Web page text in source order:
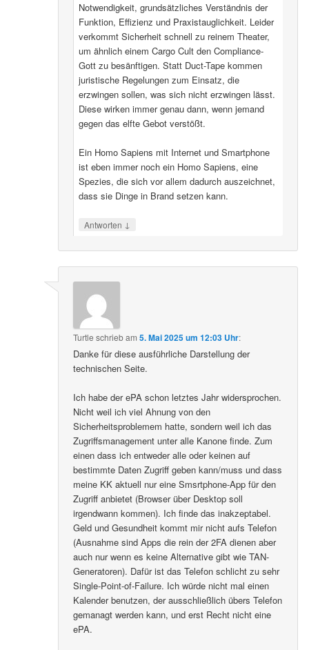
Notwendigkeit, grundsätzliches Verständnis der
Funktion, Effizienz und Praxistauglichkeit. Leider
verkommt Sicherheit schnell zu reinem Theater,
um ähnlich einem Cargo Cult den Compliance-
Gott zu besänftigen. Statt Duct-Tape kommen
juristische Regelungen zum Einsatz, die
erzwingen sollen, was sich nicht erzwingen lässt.
Diese wirken immer genau dann, wenn jemand
gegen das elfte Gebot verstößt.
Ein Homo Sapiens mit Internet und Smartphone
ist eben immer noch ein Homo Sapiens, eine
Spezies, die sich vor allem dadurch auszeichnet,
dass sie Dinge in Brand setzen kann.
Antworten ↓
Turtle schriebam5. Mai 2025 um 12:03 Uhr:
Danke für diese ausführliche Darstellung der
technischen Seite.
Ich habe der ePA schon letztes Jahr widersprochen.
Nicht weil ich viel Ahnung von den
Sicherheitsproblemem hatte, sondern weil ich das
Zugriffsmanagement unter alle Kanone finde. Zum
einen dass ich entweder alle oder keinen auf
bestimmte Daten Zugriff geben kann/muss und dass
meine KK aktuell nur eine Smsrtphone-App für den
Zugriff anbietet (Browser über Desktop soll
irgendwann kommen). Ich finde das inakzeptabel.
Geld und Gesundheit kommt mir nicht aufs Telefon
(Ausnahme sind Apps die rein der 2FA dienen aber
auch nur wenn es keine Alternative gibt wie TAN-
Generatoren). Dafür ist das Telefon schlicht zu sehr
Single-Point-of-Failure. Ich würde nicht mal einen
Kalender benutzen, der ausschließlich übers Telefon
gemanagt werden kann, und erst Recht nicht eine
ePA.